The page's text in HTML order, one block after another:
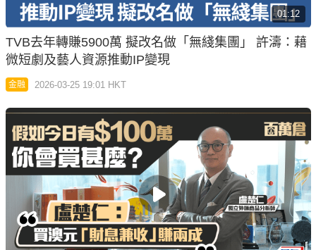
01:12
TVB去年轉賺5900萬 擬改名做「無綫集團」 許濤：藉
微短劇及藝人資源推動IP變現
金融 2026-03-25 19:01 HKT